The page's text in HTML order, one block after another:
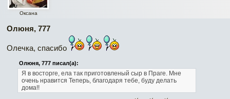
Оксана
Олюня, 777
Олечка, спасибо
Олюня, 777 писал(а):
Я в восторге, ела так приготовленый сыр в Праге. Мне
очень нравится Теперь, благодаря тебе, буду делать
дома!!